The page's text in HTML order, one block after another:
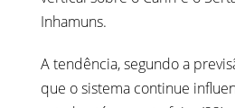
Inhamuns.
A tendência, segundo a
que o sistema continue